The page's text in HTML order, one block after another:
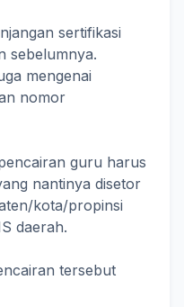
sertifikasi
sebelumnya.
mengenai
nomor
guru harus
nantinya disetor
kota/propinsi
daerah.
tersebut